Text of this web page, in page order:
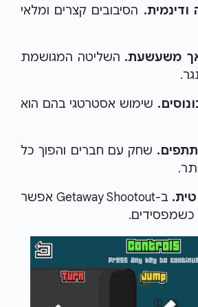
הסיבובים קצרים ומלאי
משעשעת. השליטה המגושמת
שימוש אסטרטגי בהם הוא
שחק עם חברים והפוך כל
ב-Getaway Shootout אפשר
כשמפסידים.